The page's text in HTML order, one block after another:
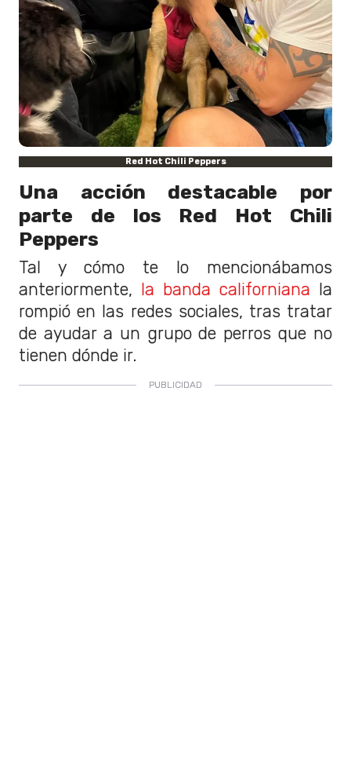
Red Hot Chili Peppers
Una acción destacable por
parte de los Red Hot Chili
Peppers
Tal y cómo te lo mencionábamos
anteriormente, la banda californiana la
rompió en las redes sociales, tras tratar
de ayudar a un grupo de perros que no
tienen dónde ir.